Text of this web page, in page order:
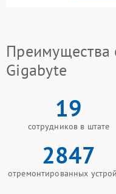
Преимущества
Gigabyte
19
сотрудников в штате
2847
отремонтированных